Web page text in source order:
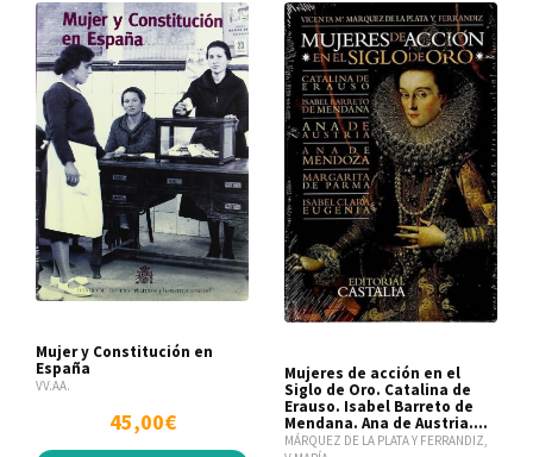
Mujer y Constitución en
España
VV.AA.
45,00€
Mujeres de acción en el
Siglo de Oro. Catalina de
Erauso. Isabel Barreto de
Mendana. Ana de Austria....
MÁRQUEZ DE LA PLATA Y FERRANDIZ,